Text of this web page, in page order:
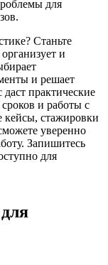
для
Станьте
и
и решает
практические
и работы с
стажировки
уверенно
Запишитесь
для